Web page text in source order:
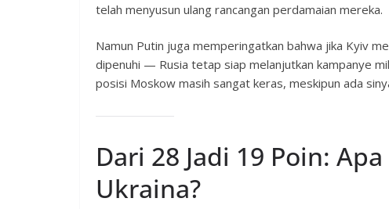
telah menyusun ulang rancangan perdamaian mereka.
Namun Putin juga memperingatkan bahwa jika Kyiv
dipenuhi — Rusia tetap siap melanjutkan kampanye
posisi Moskow masih sangat keras, meskipun ada
Dari 28 Jadi 19 Poin:
Ukraina?